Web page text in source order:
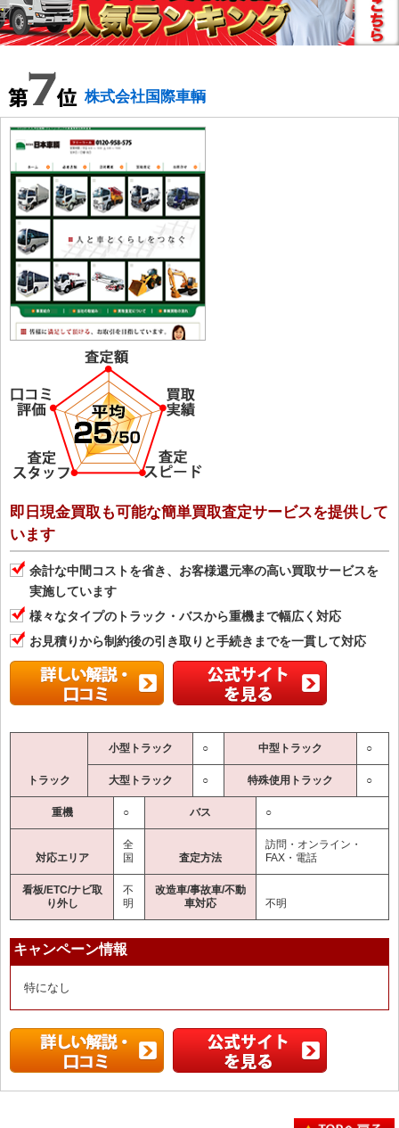
株式会社国際車輌
即日現金買取も可能な簡単買取査定サービスを提供して
います
余計な中間コストを省き、お客様還元率の高い買取サービスを
実施しています
様々なタイプのトラック・バスから重機まで幅広く対応
お見積りから制約後の引き取りと手続きまでを一貫して対応
トラック
小型トラック ○ 中型トラック ○
大型トラック ○ 特殊使用トラック ○
重機 ○ バス ○
対応エリア
全
国
査定方法
訪問・オンライン・
FAX・電話
看板/ETC/ナビ取
り外し
不
明
改造車/事故車/不動
車対応
不明
キャンペーン情報
特になし